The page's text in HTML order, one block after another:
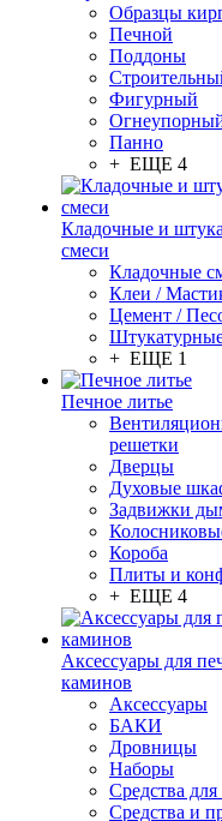
Образцы
Печной
Поддоны
Фигурный
Панно
+ ЕЩЕ 4
Кладочные и
смеси
Кладочные
Клеи /
Цемент /
+ ЕЩЕ 1
Печное литье
решетки
Дверцы
Духовые
Задвижки
Короба
Плиты и
+ ЕЩЕ 4
Аксессуары для
каминов
Аксессуары
БАКИ
Дровницы
Наборы
Средства
Средства и